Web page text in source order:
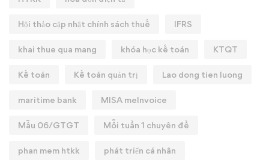
Hội thảo cập nhật chính sách thuế IFRS
khai thue qua mang khóa học kế toán KTQT
Kế toán Kế toán quản trị Lao dong tien luong
maritime bank MISA meInvoice
Mẫu 06/GTGT Mỗi tuần 1 chuyên đề
phan mem htkk phát triển cá nhân